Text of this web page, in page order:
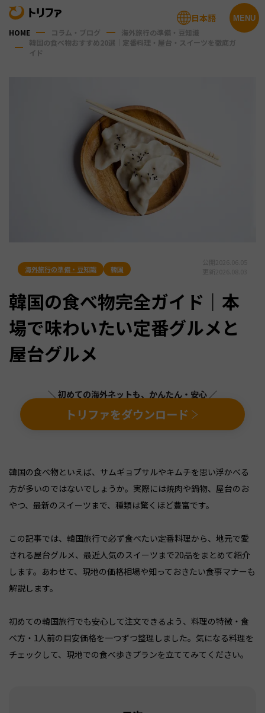
MENU
日本語
HOME コラム・ブログ
海外旅行の準備・豆知識
韓国の食べ物おすすめ20選｜定番料理・屋台・スイーツを徹底ガ
イド
海外旅行の準備・豆知識 韓国
韓国の食べ物完全ガイド｜本
場で味わいたい定番グルメと
屋台グルメ
＼ 初めての海外ネットも、かんたん・安心 ／
トリファをダウンロード
韓国の食べ物といえば、サムギョプサルやキムチを思い浮かべる
方が多いのではないでしょうか。実際には焼肉や鍋物、屋台のお
やつ、最新のスイーツまで、種類は驚くほど豊富です。
この記事では、韓国旅行で必ず食べたい定番料理から、地元で愛
される屋台グルメ、最近人気のスイーツまで20品をまとめて紹介
します。あわせて、現地の価格相場や知っておきたい食事マナーも
解説します。
初めての韓国旅行でも安心して注文できるよう、料理の特徴・食
べ方・1人前の目安価格を一つずつ整理しました。気になる料理を
チェックして、現地での食べ歩きプランを立ててみてください。